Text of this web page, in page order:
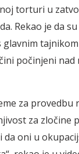
torturi u
Rekao je da
počinjeni nad
za provedbu
za zločine
da oni u